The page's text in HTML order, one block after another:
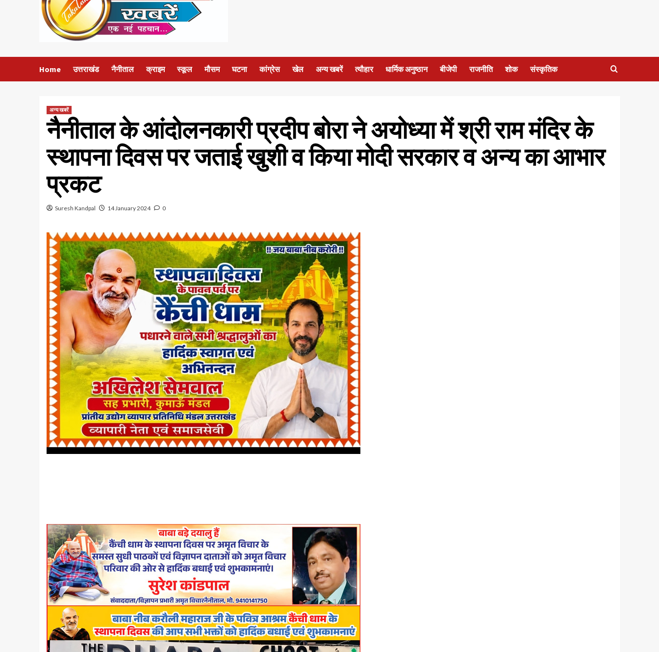
Home उत्तराखंड नैनीताल क्राइम स्कूल मौसम घटना कांग्रेस खेल अन्य खबरें त्यौहार धार्मिक अनुष्ठान बीजेपी राजनीति शोक संस्कृतिक
अन्य खबरें
नैनीताल के आंदोलनकारी प्रदीप बोरा ने अयोध्या में श्री राम मंदिर के
स्थापना दिवस पर जताई खुशी व किया मोदी सरकार व अन्य का आभार
प्रकट
Suresh Kandpal 14 January 2024 0